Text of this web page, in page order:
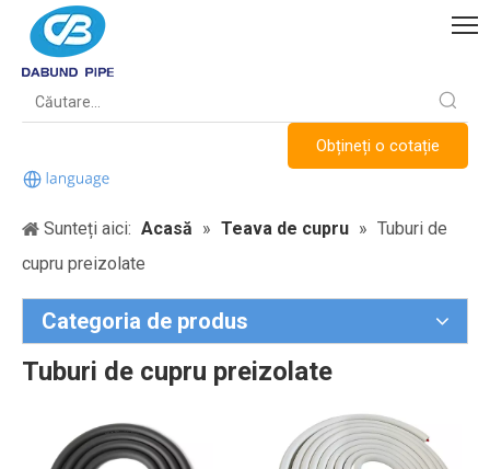
Obțineți o cotație
Sunteți aici: Acasă » Teava de cupru » Tuburi de
cupru preizolate
Categoria de produs
Tuburi de cupru preizolate